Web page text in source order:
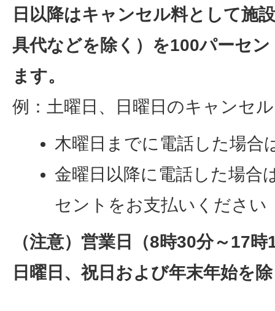
日以降はキャンセル料として施
具代などを除く）を100パーセ
ます。
例：土曜日、日曜日のキャンセル
木曜日までに電話した場合
金曜日以降に電話した場合
セントをお支払いください
（注意）営業日（8時30分～17
日曜日、祝日および年末年始を